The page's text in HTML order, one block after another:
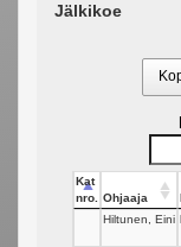
Jälkikoe
Kat
nro.
Ohjaaja
Hiltunen, Eini